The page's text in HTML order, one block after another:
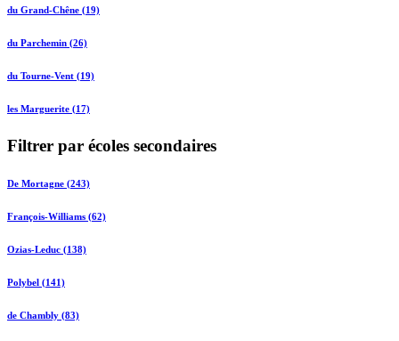
du Grand-Chêne (19)
du Parchemin (26)
du Tourne-Vent (19)
les Marguerite (17)
Filtrer par écoles secondaires
De Mortagne (243)
François-Williams (62)
Ozias-Leduc (138)
Polybel (141)
de Chambly (83)